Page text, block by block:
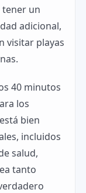
tener un
adicional,
visitar playas
40 minutos
los
bien
incluidos
salud,
tanto